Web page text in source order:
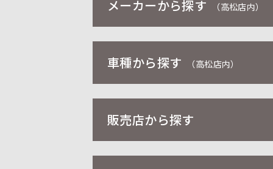
メーカーから探す （高松店内）
車種から探す （高松店内）
販売店から探す